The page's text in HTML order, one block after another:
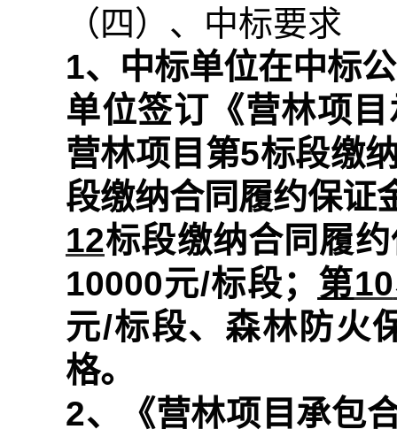
（四）、中标要求
1、中标单位在中标
单位签订《营林项
营林项目第5标段缴
段缴纳合同履约保证
12标段缴纳合同履
10000元/标段； 第10
元/标段、森林防火
格。
2、《营林项目承包